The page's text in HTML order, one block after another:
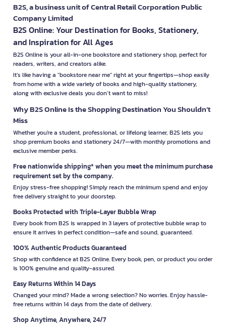
B2S, a business unit of Central Retail Corporation Public
Company Limited
B2S Online: Your Destination for Books, Stationery,
and Inspiration for All Ages
B2S Online is your all-in-one bookstore and stationery shop, perfect for
readers, writers, and creators alike.
It’s like having a "bookstore near me" right at your fingertips—shop easily
from home with a wide variety of books and high-quality stationery,
along with exclusive deals you don’t want to miss!
Why B2S Online Is the Shopping Destination You Shouldn’t
Miss
Whether you're a student, professional, or lifelong learner, B2S lets you
shop premium books and stationery 24/7—with monthly promotions and
exclusive member perks.
Free nationwide shipping* when you meet the minimum purchase
requirement set by the company.
Enjoy stress-free shopping! Simply reach the minimum spend and enjoy
free delivery straight to your doorstep.
Books Protected with Triple-Layer Bubble Wrap
Every book from B2S is wrapped in 3 layers of protective bubble wrap to
ensure it arrives in perfect condition—safe and sound, guaranteed.
100% Authentic Products Guaranteed
Shop with confidence at B2S Online. Every book, pen, or product you order
is 100% genuine and quality-assured.
Easy Returns Within 14 Days
Changed your mind? Made a wrong selection? No worries. Enjoy hassle-
free returns within 14 days from the date of delivery.
Shop Anytime, Anywhere, 24/7